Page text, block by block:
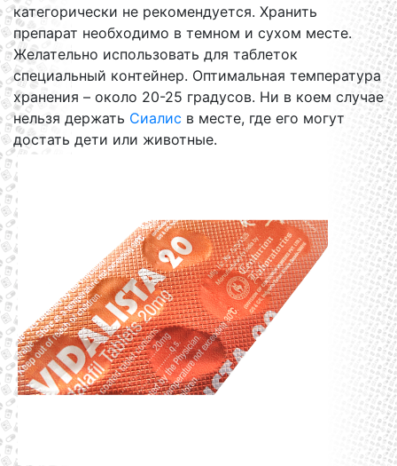
категорически не рекомендуется. Хранить
препарат необходимо в темном и сухом месте.
Желательно использовать для таблеток
специальный контейнер. Оптимальная температура
хранения – около 20-25 градусов. Ни в коем случае
нельзя держать Сиалис в месте, где его могут
достать дети или животные.